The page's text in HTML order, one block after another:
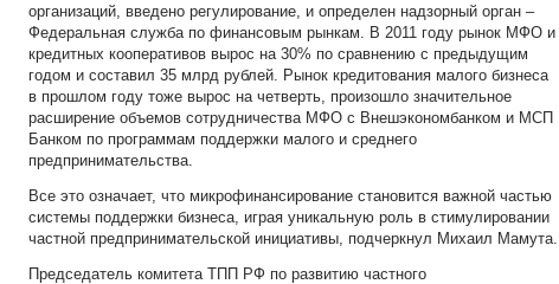
организаций, введено регулирование, и определен надзорный орган –
Федеральная служба по финансовым рынкам. В 2011 году рынок МФО и
кредитных кооперативов вырос на 30% по сравнению с предыдущим
годом и составил 35 млрд рублей. Рынок кредитования малого бизнеса
в прошлом году тоже вырос на четверть, произошло значительное
расширение объемов сотрудничества МФО с Внешэкономбанком и МСП
Банком по программам поддержки малого и среднего
предпринимательства.
Все это означает, что микрофинансирование становится важной частью
системы поддержки бизнеса, играя уникальную роль в стимулировании
частной предпринимательской инициативы, подчеркнул Михаил Мамута.
Председатель комитета ТПП РФ по развитию частного